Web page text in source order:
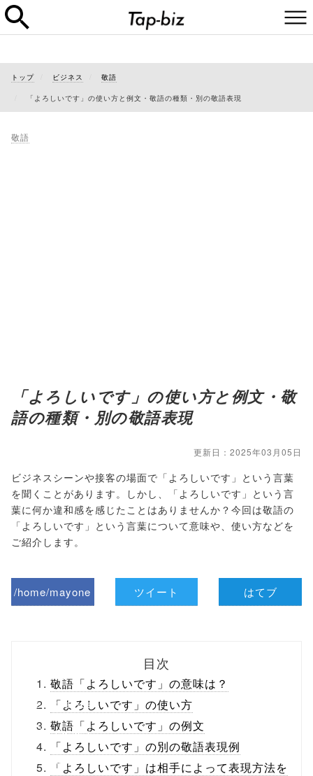
トップ ビジネス 敬語
「よろしいです」の使い方と例文・敬語の種類・別の敬語表現
敬語
「よろしいです」の使い方と例文・敬
語の種類・別の敬語表現
更新日：2025年03月05日
ビジネスシーンや接客の場面で「よろしいです」という言葉
を聞くことがあります。しかし、「よろしいです」という言
葉に何か違和感を感じたことはありませんか？今回は敬語の
「よろしいです」という言葉について意味や、使い方などを
ご紹介します。
/home/mayone
ml/wp-
content/themes
/tapbiz_theme/
parts/sns-
ツイート はてブ
目次
敬語「よろしいです」の意味は？
「よろしいです」の使い方
敬語「よろしいです」の例文
「よろしいです」の別の敬語表現例
「よろしいです」は相手によって表現方法を